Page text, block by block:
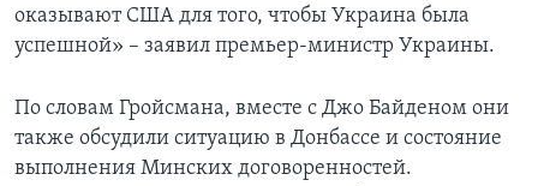
оказывают США для того, чтобы Украина была
успешной» – заявил премьер-министр Украины.
По словам Гройсмана, вместе с Джо Байденом они
также обсудили ситуацию в Донбассе и состояние
выполнения Минских договоренностей.